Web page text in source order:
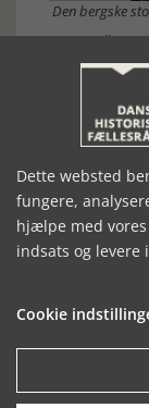
Den bergske
I 1900-tallet
blev nogle
sit navn
mode som en
signalerede
plejehjem kan
benyttede, og
forneden.
museum og
Dette websted
fungere,
hjælpe med
indsats og
Cookie